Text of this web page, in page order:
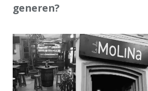
generen?